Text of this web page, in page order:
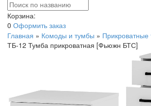
Корзина:
0 Оформить заказ
Главная » Комоды и тумбы » Прикроватные
ТБ-12 Тумба прикроватная [Фьюжн БТС]